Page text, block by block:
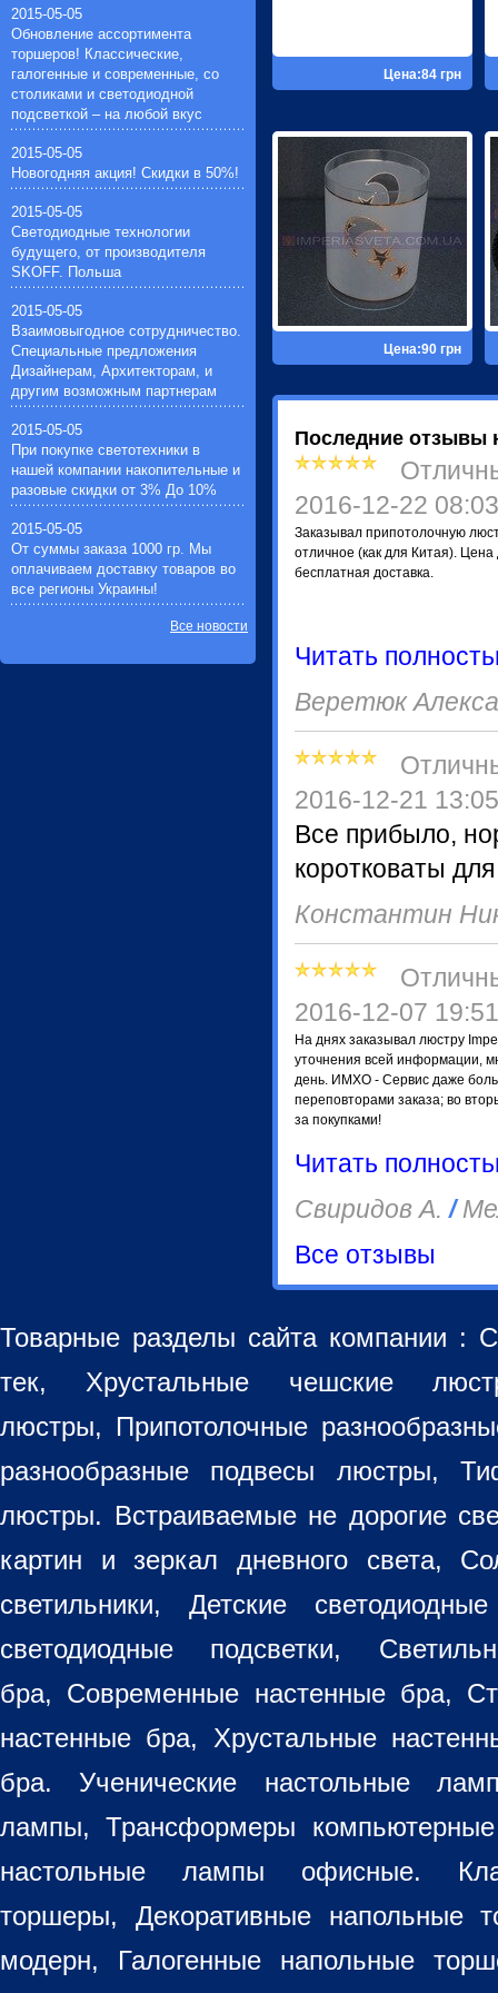
Цена:84 грн
Цена:90 грн
Последние отзывы
2016-12-22 08:03
Заказывал припотолочную
отличное (как для Китая).
бесплатная доставка.
Читать
Веретюк
2016-12-21 13:05
Все прибыло,
коротковаты
Константин
2016-12-07 19:51
На днях заказывал люстру
уточнения всей информации,
день. ИМХО - Сервис даже
переповторами заказа; во
за покупками!
Читать
Свиридов А./
Все отзывы
(пускатели для люминисцентных
ламп)(12)
Звонки дверные(7)
Импульсные зажигающие
устройства(1)
Устройства защиты галогенных
Таймеры для автоматического
вкл./выкл. электрооборудования(3)
аккумуляторные(22)
ртутные лампочки(4)
натриевые лампочки(4)
лампочки общего назначения(11)
2015-05-05
Обновление ассортимента
торшеров! Классические,
галогенные и современные, со
столиками и светодиодной
подсветкой – на любой вкус
2015-05-05
Новогодняя акция! Скидки в 50%!
2015-05-05
Светодиодные технологии
будущего, от производителя
SKOFF. Польша
2015-05-05
Взаимовыгодное сотрудничество.
Специальные предложения
Дизайнерам, Архитекторам, и
другим возможным партнерам
2015-05-05
При покупке светотехники в
нашей компании накопительные и
разовые скидки от 3% До 10%
2015-05-05
От суммы заказа 1000 гр. Мы
оплачиваем доставку товаров во
все регионы Украины!
Все новости
Товарные разделы сайта компании :
тек, Хрустальные чешские
люстры, Припотолочные
разнообразные подвесы люстры,
люстры. Встраиваемые не дорогие
картин и зеркал дневного света,
светильники, Детские
светодиодные подсветки,
бра, Современные настенные бра,
настенные бра, Хрустальные
бра. Ученические настольные
лампы, Трансформеры
настольные лампы офисные.
торшеры, Декоративные напольные
модерн, Галогенные напольные